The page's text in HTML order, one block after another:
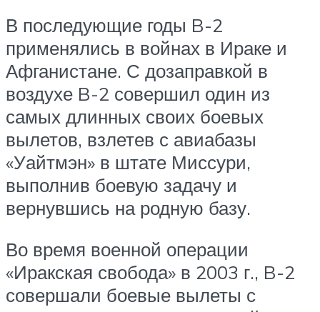
В последующие годы B-2
применялись в войнах в Ираке и
Афганистане. С дозаправкой в
воздухе B-2 совершил один из
самых длинных своих боевых
вылетов, взлетев с авиабазы
«Уайтмэн» в штате Миссури,
выполнив боевую задачу и
вернувшись на родную базу.
Во время военной операции
«Иракская свобода» в 2003 г., B-2
совершали боевые вылеты с